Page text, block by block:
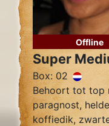
Offline
Super
Box: 02
Behoort tot top
paragnost,
koffiedik,